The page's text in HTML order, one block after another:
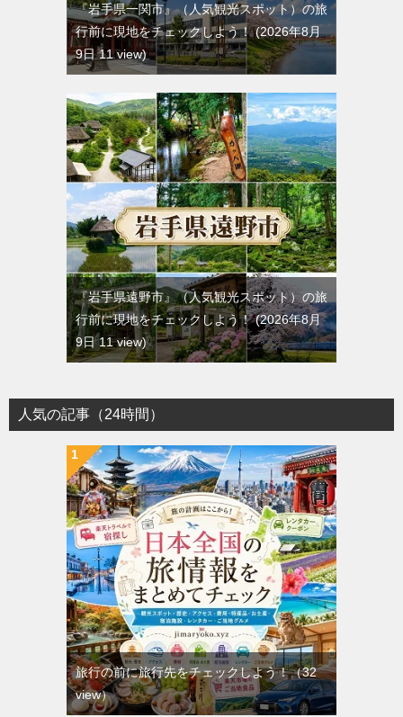
『岩手県一関市』（人気観光スポット）の旅
行前に現地をチェックしよう！ 2026年8月
9日 11 view
『岩手県遠野市』（人気観光スポット）の旅
行前に現地をチェックしよう！ 2026年8月
9日 11 view
人気の記事（24時間）
旅行の前に旅行先をチェックしよう！（32
view）